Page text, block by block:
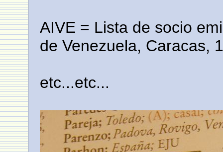
AIVE = Lista de socio
de Venezuela, Caracas,
etc...etc...